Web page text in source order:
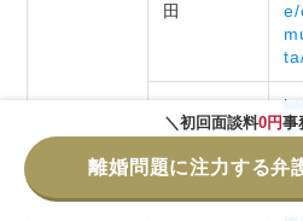
田
形
＼初回面談料0円事
離婚問題に注力する弁